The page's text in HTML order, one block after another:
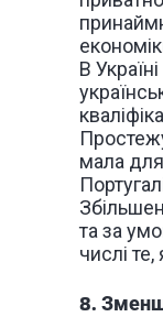
В
мала для
та за
числі
8.